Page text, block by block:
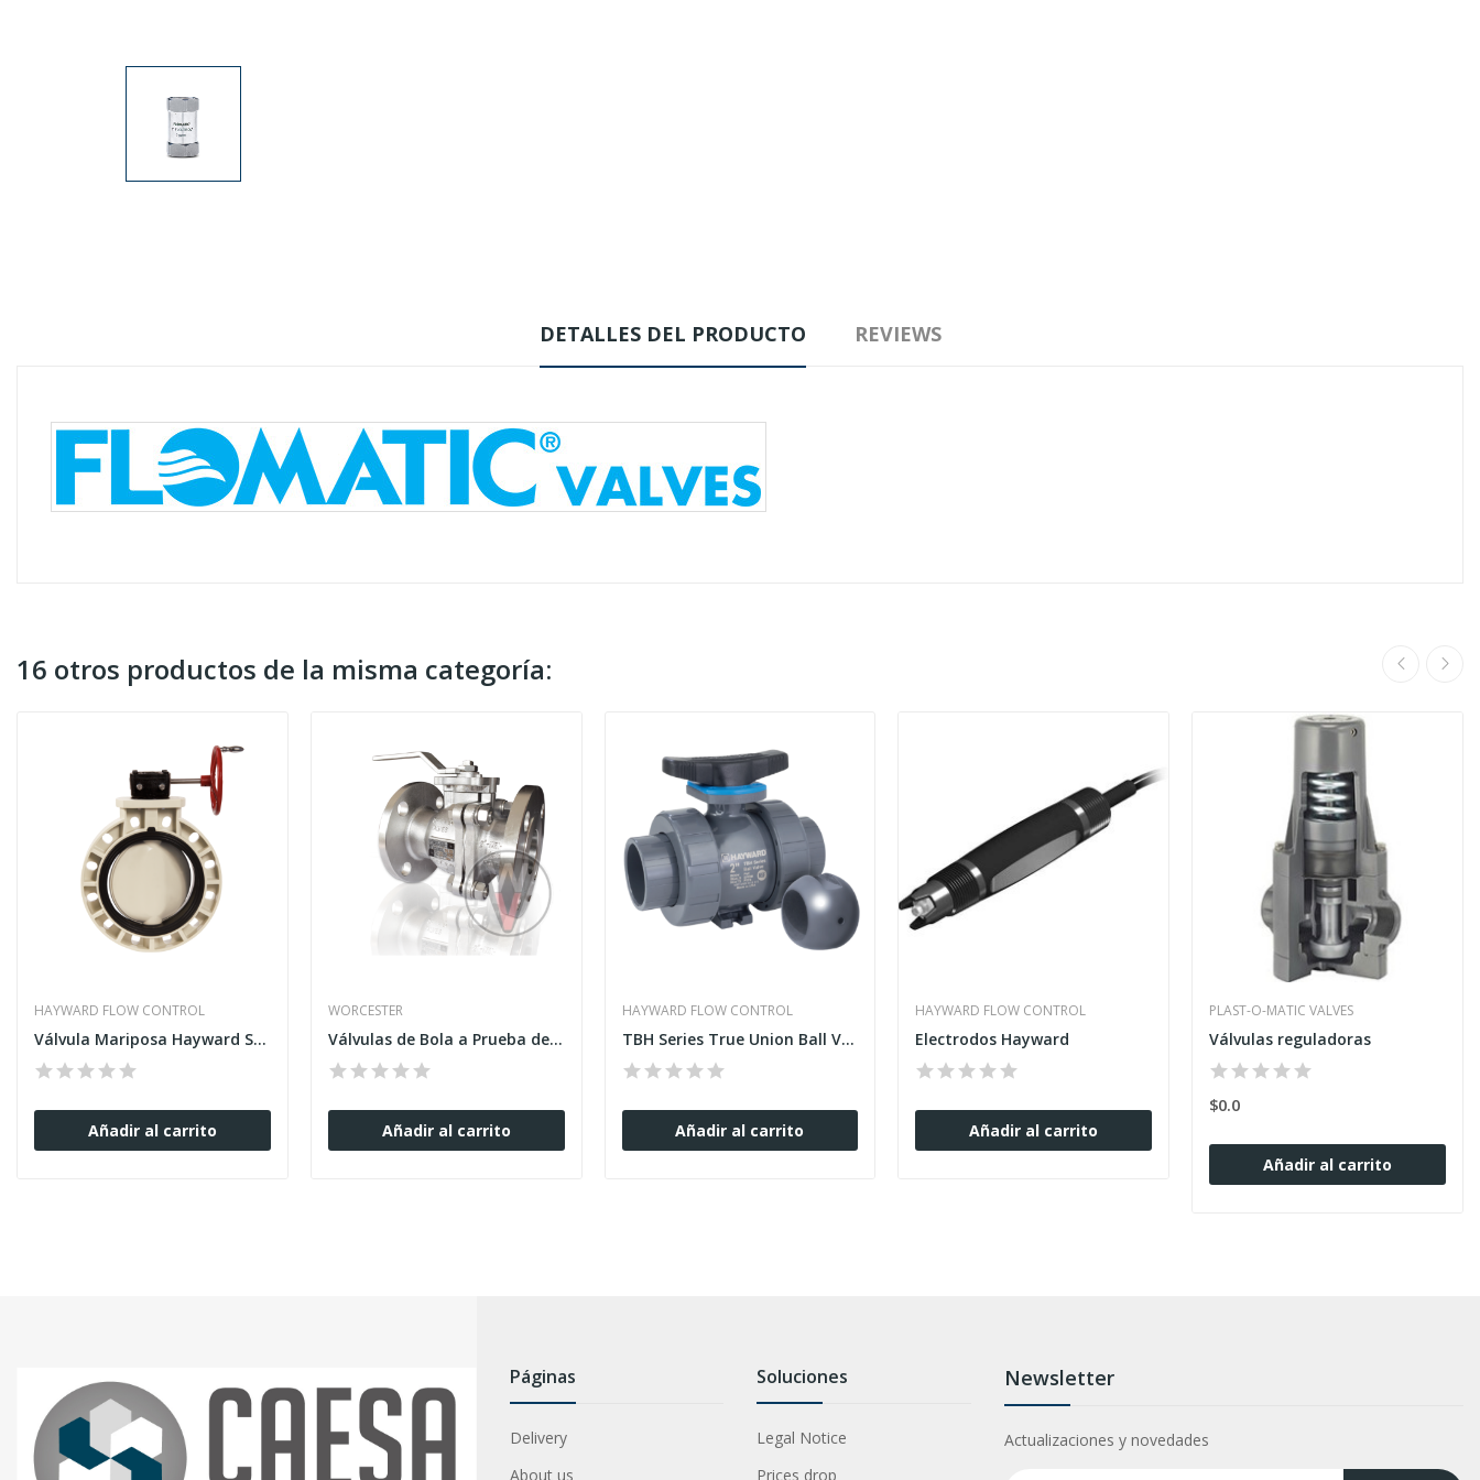
DETALLES DEL PRODUCTO REVIEWS
16 otros productos de la misma categoría:
HAYWARD FLOW CONTROL
Válvula Mariposa Hayward Serie BYB Gran Diámetro
Añadir al carrito
WORCESTER
Válvulas de Bola a Prueba de Fuego (Fire-Safe)...
Añadir al carrito
HAYWARD FLOW CONTROL
TBH Series True Union Ball Valves with Z-Ball
Añadir al carrito
HAYWARD FLOW CONTROL
Electrodos Hayward
Añadir al carrito
PLAST-O-MATIC VALVES
Válvulas reguladoras
$0.0
Añadir al carrito
Páginas
Delivery
About us
Soluciones
Legal Notice
Prices drop
Newsletter
Actualizaciones y novedades